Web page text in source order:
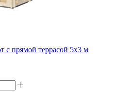
с прямой террасой 5х3 м